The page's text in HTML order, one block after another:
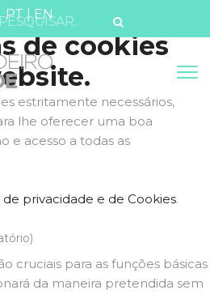
de cookies
estritamente necessários,
lhe oferecer uma boa
e acesso a todas as
privacidade e de Cookies.
cruciais para as funções básicas
da maneira pretendida sem
PT| EN